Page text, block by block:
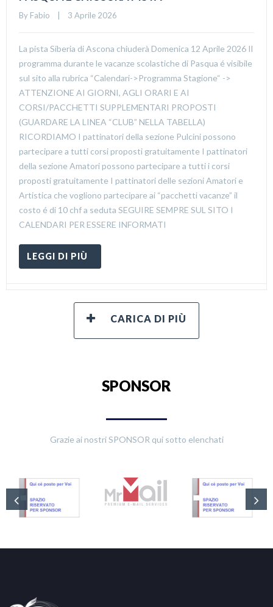
By Fabio
    |    3 Aprile 2026
La pista Siberia di Ascona chiuderà Domenica 12 Aprile 2026 Il
programma durante le vacanze scolastiche di Pasqua é visibile
sul sito alla rubrica “Calendari->Programma Stagione“ ->
ATTENZIONE AI GIORNI, AGLI ORARI E AI
CORSI/PACCHETTI SUPPLEMENTARI PROPOSTI
(GUARDARE LA LINEA “CLUB” NELLA TABELLA)
RICORDIAMO I pattinatori della sezione Pulcini possono
partecipare a tutti corsi proposti gratuitamente I pattinatori
della sezione Amatori possono partecipare a tutti i corsi
proposti gratuitamente I pattinatori delle sezioni Amatori e
Artistica che vogliono partecipare ai “pacchetti vacanze” il
costo é di 10 chf a seduta SEGUIRE SEMPRE SUL SITO I
CALENDARI PER ESSERE INFORMATI
SPONSOR
Grazie ai nostri SPONSOR qui sotto elenchati